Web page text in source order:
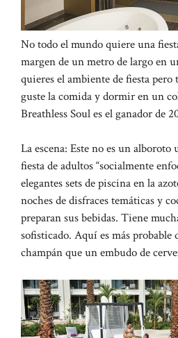
No todo el mundo quiere una
margen de un metro de largo en
quieres el ambiente de fiesta
guste la comida y dormir en un
Breathless Soul es el ganador de
La escena: Este no es un
fiesta de adultos “socialmente
elegantes sets de piscina en la
noches de disfraces temáticas y
preparan sus bebidas. Tiene
sofisticado. Aquí es más probable
champán que un embudo de